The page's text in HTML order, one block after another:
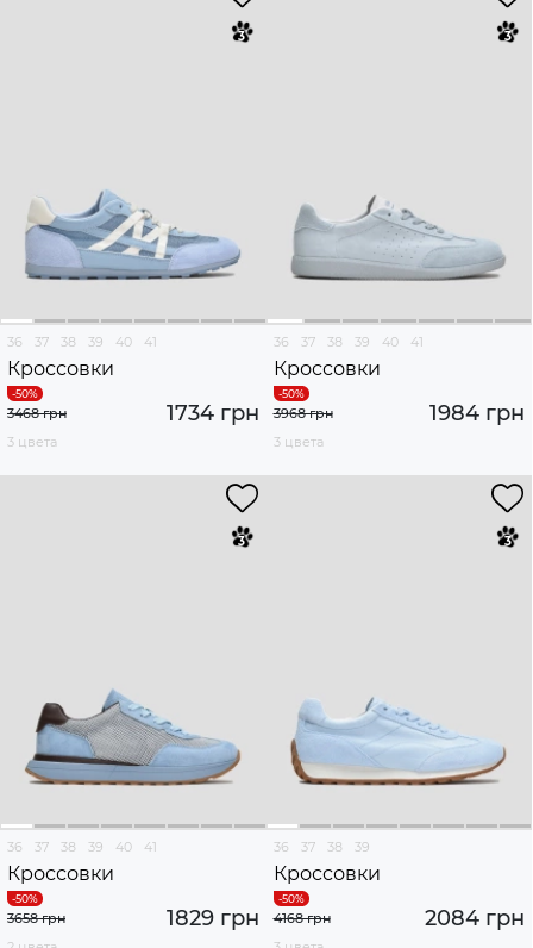
36 37 38 39 40 41
Кроссовки
1734 грн
3468 грн
3 цвета
36 37 38 39 40 41
Кроссовки
1984 грн
3968 грн
3 цвета
36 37 38 39 40 41
Кроссовки
1829 грн
3658 грн
36 37 38 39
Кроссовки
2084 грн
4168 грн